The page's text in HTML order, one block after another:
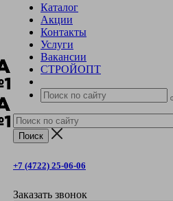
Каталог
Акции
Контакты
Услуги
Вакансии
СТРОЙОПТ
+7 (4722) 25-06-06
Заказать звонок